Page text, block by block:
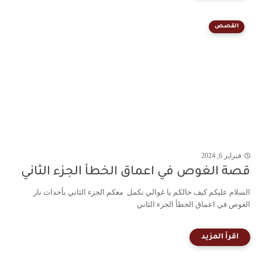
القصص
فبراير 6, 2024
قصة الغوص في اعماق الخطأ الجزء الثاني
السلام عليكم كيف حالكم يا غوالي نكمل معكم الجزء الثاني بأحداث نار
الغوص في اعماق الخطأ الجزء الثاني